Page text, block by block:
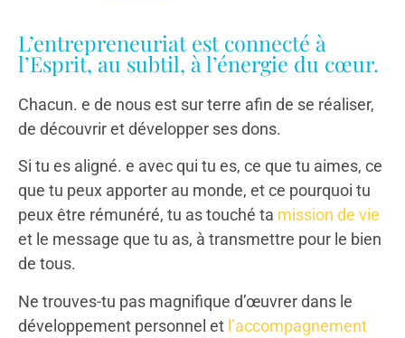
L’entrepreneuriat est connecté à
l’Esprit, au subtil, à l’énergie du cœur.
Chacun. e de nous est sur terre afin de se réaliser,
de découvrir et développer ses dons.
Si tu es aligné. e avec qui tu es, ce que tu aimes, ce
que tu peux apporter au monde, et ce pourquoi tu
peux être rémunéré, tu as touché ta mission de vie
et le message que tu as, à transmettre pour le bien
de tous.
Ne trouves-tu pas magnifique d’œuvrer dans le
développement personnel et l’accompagnement